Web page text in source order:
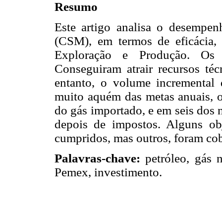
Resumo
Este artigo analisa o
(CSM), em termos de
Exploração e Produção. Os
Conseguiram atrair recursos
entanto, o volume incremental
muito aquém das metas
do gás importado, e em seis
depois de impostos. Alguns
cumpridos, mas outros, foram
Palavras-chave: petróleo, gás
Pemex, investimento.